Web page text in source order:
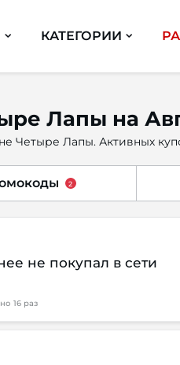
КАТЕГОРИИ
Лапы на
Четыре Лапы. Активных
2
не покупал в сети
16 раз